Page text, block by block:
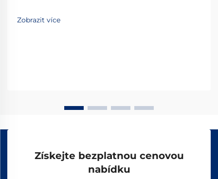
zařízení umožňují hladký, řízený lineární pohyb po
předem určené dráze, čímž se stávají
Zobrazit více
Získejte bezplatnou cenovou
nabídku